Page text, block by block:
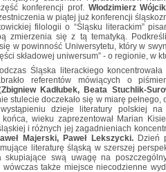
konferencji prof. Włodzimierz Wójcik
w piątej już konferencji
filologii o “Śląsku literackim”
zmierzenia się z tą tematyką.
w powinność Uniwersytetu, który w
składowej uniwersum” - o regionie, w
Śląska literackiego
referentów mówiących o
Zbigniew Kadłubek, Beata Stuchlik-
stulecie doczekało się w miarę
dzieje literatury polskiej na
wieku zaprezentował Marian
i różnych jej zagadnieniach
Majerski, Paweł Lekszycki. Dzień
literaturę śląską w szerszej
skupiające swą uwagę na
wówczas także miejsce niecodzienne